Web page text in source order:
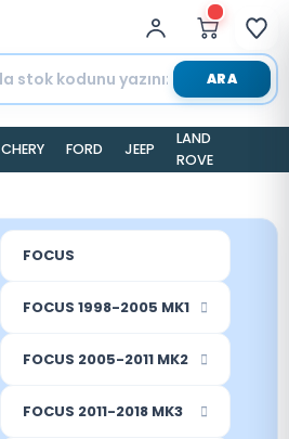
ARA
CHERY FORD JEEP
LAND
ROVER
FOCUS
FOCUS 1998-2005 MK1
FOCUS 2005-2011 MK2
FOCUS 2011-2018 MK3